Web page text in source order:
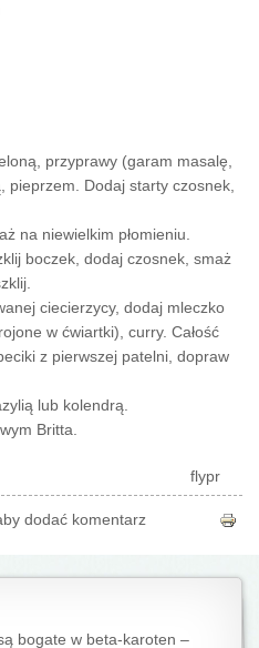
przyprawy (garam masalę,
pieprzem. Dodaj starty czosnek,
na niewielkim płomieniu.
boczek, dodaj czosnek, smaż
ciecierzycy, dodaj mleczko
w ćwiartki), curry. Całość
z pierwszej patelni, dopraw
lub kolendrą.
Britta.
flypr
dodać komentarz
bogate w beta-karoten –